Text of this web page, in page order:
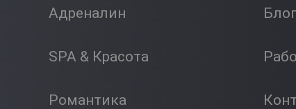
Адреналин
SPA & Красота
Романтика
Блог